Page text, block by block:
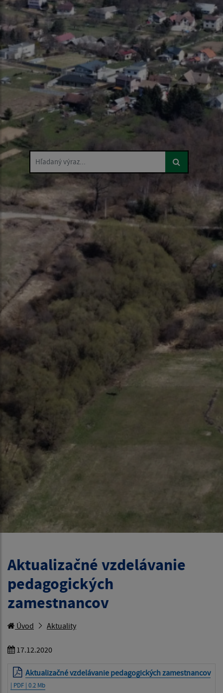
Hľadaný výraz...
Aktualizačné vzdelávanie
pedagogických
zamestnancov
Úvod Aktuality
17.12.2020
Aktualizačné vzdelávanie pedagogických zamestnancov
| PDF | 0.2 Mb